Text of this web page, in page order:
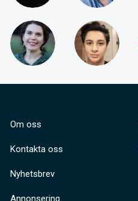
Om oss
Kontakta oss
Nyhetsbrev
Annonsering